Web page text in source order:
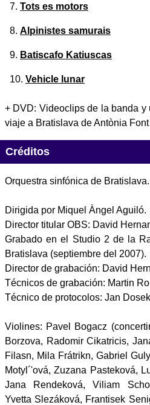
Tots es motors
Alpinistes samurais
Batiscafo Katiuscas
Vehicle lunar
+ DVD: Videoclips de la banda
viaje a Bratislava de Antònia
Créditos
Orquestra sinfónica de Bratislava.
Dirigida por Miquel Àngel Aguiló.
Director titular OBS: David
Grabado en el Studio 2 de la
Bratislava (septiembre del 2007).
Director de grabación: David
Técnicos de grabación: Martin
Técnico de protocolos: Jan
Violines: Pavel Bogacz
Borzova, Radomir Cikatricis,
Filasn, Mila Frátrikn, Gabriel
Motyl´'ová, Zuzana Pasteková,
Jana Rendeková, Viliam
Yvetta Slezáková, Frantisek